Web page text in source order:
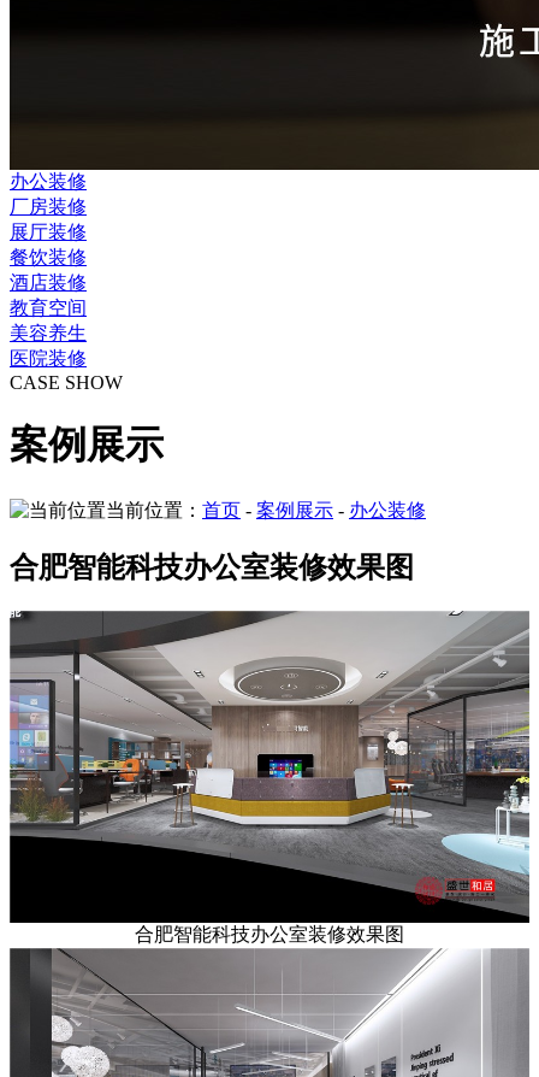
办公装修
厂房装修
展厅装修
餐饮装修
酒店装修
教育空间
美容养生
医院装修
CASE SHOW
案例展示
当前位置： 首页 - 案例展示 - 办公装修
合肥智能科技办公室装修效果图
合肥智能科技办公室装修效果图